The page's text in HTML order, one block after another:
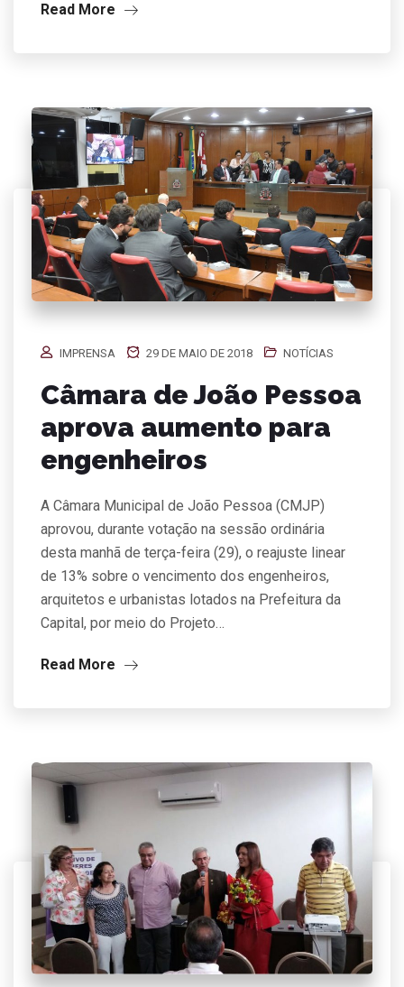
Read More
IMPRENSA 29 DE MAIO DE 2018 NOTÍCIAS
Câmara de João Pessoa
aprova aumento para
engenheiros
A Câmara Municipal de João Pessoa (CMJP)
aprovou, durante votação na sessão ordinária
desta manhã de terça-feira (29), o reajuste linear
de 13% sobre o vencimento dos engenheiros,
arquitetos e urbanistas lotados na Prefeitura da
Capital, por meio do Projeto…
Read More